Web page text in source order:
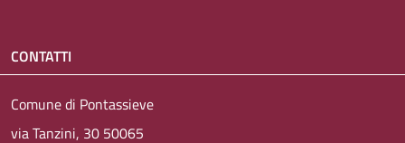
CONTATTI
Comune di Pontassieve
via Tanzini, 30 50065